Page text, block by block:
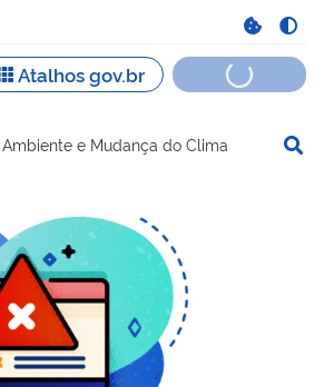
de navegação
e Mudança do Clima